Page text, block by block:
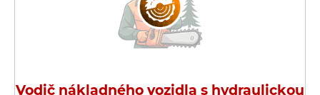
Vodič nákladného vozidla s hydraulickou